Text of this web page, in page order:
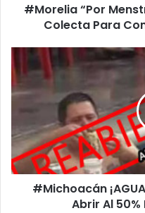
Pobreza
#Morelia “Por
Colecta Para
#Michoacán
¡AGUAS!
Balnearios
Ya
Abrir
Al
50%
De
#Michoacán
Abrir Al